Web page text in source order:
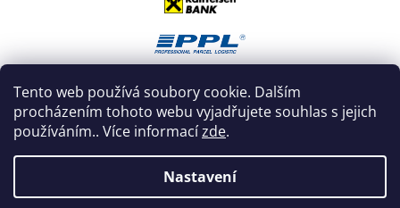
Tento web používá soubory cookie. Dalším
procházením tohoto webu vyjadřujete souhlas s jejich
používáním.. Více informacízde.
Nastavení
Vytvořil Shoptet |Nakódoval eshopGuru